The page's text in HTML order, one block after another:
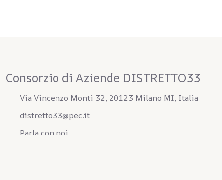
Consorzio di Aziende DISTRETTO33
Via Vincenzo Monti 32, 20123 Milano MI, Italia
distretto33@pec.it
Parla con noi